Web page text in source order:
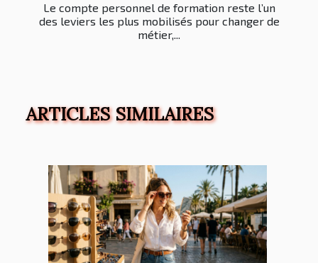
Le compte personnel de formation reste l’un
des leviers les plus mobilisés pour changer de
métier,...
ARTICLES SIMILAIRES